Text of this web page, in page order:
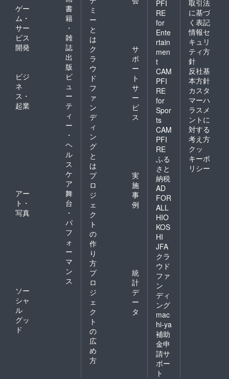
ゲー
ム・
サー
ビス
開発
書
籍
・
雑
誌
出
版
ビジ
ネ
ス・
起業
ビ
ュ
ー
テ
ィ
ー
・
ヘ
ル
ス
ケ
ア
アー
ト・
写真
舞
台
・
パ
フ
ォ
ー
マ
ン
ス
ソー
シャ
ル
グッ
ド
ミ
ー
と
は
ク
ラ
ウ
ド
フ
ァ
ン
デ
ィ
ン
グ
と
は
サ
ポ
ー
ト
サ
ー
ビ
ス
プ
ロ
ジ
ェ
ク
ト
の
作
り
方
実
施
事
例
プ
ロ
ジ
ェ
ク
ト
の
広
め
方
統
計
デ
ー
タ
PFI
RE
for
Ente
rtain
men
t
CAM
PFI
RE
for
Spor
ts
CAM
PFI
RE
ふる
さと
納税
AD
FOR
ALL
HIO
KOS
HI
JFA
クラ
ウド
ファ
ン
ディ
ング
mac
hi-ya
補助
金申
請サ
ポー
ト
取引法
に基づ
く表記
情報セ
キュリ
ティ方
針
反社基
本方針
カスタ
マーハ
ラスメ
ントに
対する
考え方
クッ
キーポ
リシー